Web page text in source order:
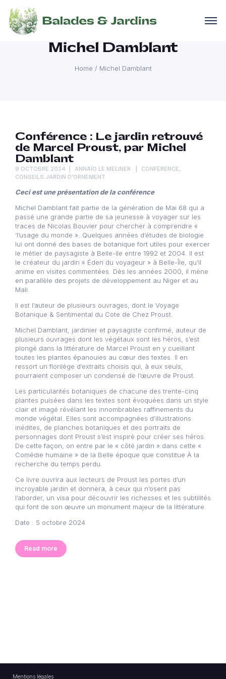
Michel Damblant
Home / Michel Damblant
Conférence : Le jardin retrouvé
de Marcel Proust, par Michel
Damblant
9 OCTOBRE 2024 ANNAÏG LE MELINER CONFÉRENCE,
CONSEILS JARDIN D'ORNEMENT
Ceci est une présentation de la conférence
Michel Damblant fait partie de la génération de Mai 68 qui a
passé une grande partie de sa jeunesse à voyager sur les
traces de Nicolas Bouvier pour chercher à comprendre «
‘l’usage du monde ». Quelques années d’études de biologie
lui ont donné des bases de botanique fort utiles pour exercer
le métier de paysagiste à Belle-Ile entre 1992 et 2004. Il est
le créateur du jardin « Éden du voyageur » à Belle-Île, qu’il
anime en visites commentées. Dès les années 2000, il mène
en parallèle des projets de développement au Niger et au
Mali.
Il est l’auteur de plusieurs ouvrages, dont le Voyage
Botanique & Sentimental du Cote de Chez Proust.
Michel Damblant, jardinier et paysagiste confirmé, auteur de
plusieurs ouvrages dont les végétaux sont les héros, s’est
plongé dans la littérature de Marcel Proust en y cueillant
toutes les plantes épanouies au cœur des textes. Il en
ressort un florilège d’extraits choisis qui, à eux seuls,
pourraient composer un condensé de l’œuvre de Proust.
Les particularités botaniques de chacune des trente-cinq
plantes puisées dans les textes sont évoquées dans un style
clair et imagé révélant les innombrables raffinements du
monde végétal. Elles sont accompagnées d’illustrations
inédites, de planches botaniques et des portraits de
personnages dont Proust s’est inspiré pour créer ses héros.
De cette façon, on entre par le « côté jardin » dans cette «
Comédie humaine » de la Belle époque que constitue À la
recherche du temps perdu.
Ce livre ouvrira aux lecteurs de Proust les portes d’un
incroyable jardin et donnera, à ceux qui n’osent pas
l’aborder, un visa pour découvrir les richesses et les subtilités
qui font de son œuvre un monument majeur de la littérature.
Date : 5 octobre 2024
Read more
Mentions légales